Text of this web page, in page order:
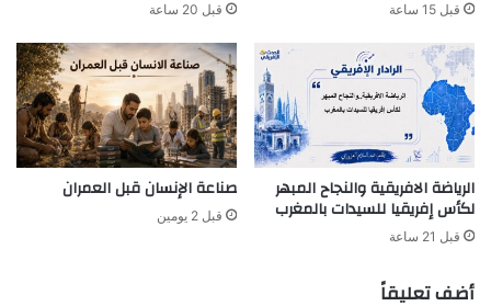
قبل 15 ساعة قبل 20 ساعة
الرياضة الافريقية والنجاح المبهر
لكأس إفريقيا للسيدات بالمغرب
قبل 21 ساعة
صناعة الإنسان قبل العمران
قبل 2 يومين
أضف تعليقاً